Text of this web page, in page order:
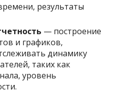
результаты
— построение
и графиков,
динамику
таких как
уровень